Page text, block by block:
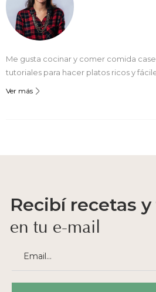
Me gusta cocinar y comer comida
tutoriales para hacer platos ricos y
Ver más
Recibí recetas